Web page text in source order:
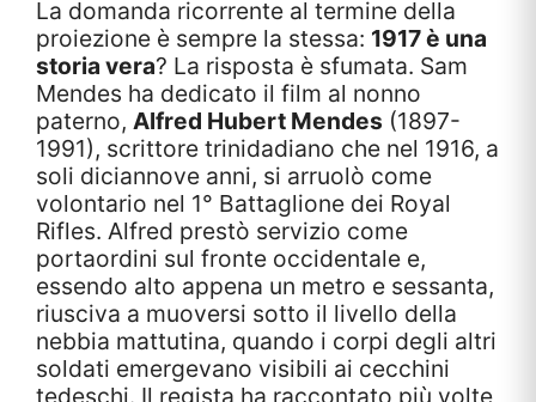
La domanda ricorrente al termine della
proiezione è sempre la stessa: 1917 è una
storia vera? La risposta è sfumata. Sam
Mendes ha dedicato il film al nonno
paterno, Alfred Hubert Mendes (1897-
1991), scrittore trinidadiano che nel 1916, a
soli diciannove anni, si arruolò come
volontario nel 1° Battaglione dei Royal
Rifles. Alfred prestò servizio come
portaordini sul fronte occidentale e,
essendo alto appena un metro e sessanta,
riusciva a muoversi sotto il livello della
nebbia mattutina, quando i corpi degli altri
soldati emergevano visibili ai cecchini
tedeschi. Il regista ha raccontato più volte